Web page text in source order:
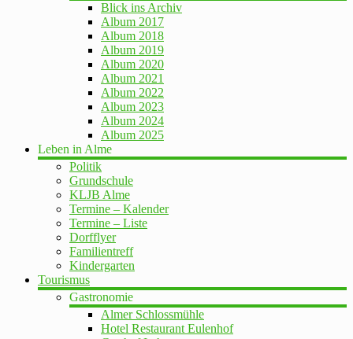
Blick ins Archiv
Album 2017
Album 2018
Album 2019
Album 2020
Album 2021
Album 2022
Album 2023
Album 2024
Album 2025
Leben in Alme
Politik
Grundschule
KLJB Alme
Termine – Kalender
Termine – Liste
Dorfflyer
Familientreff
Kindergarten
Tourismus
Gastronomie
Almer Schlossmühle
Hotel Restaurant Eulenhof